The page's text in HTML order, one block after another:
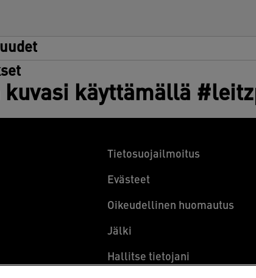
kuvasi käyttämällä
Tietosuojailmoitus
Evästeet
Oikeudellinen huomautus
Jälki
Hallitse tietojani